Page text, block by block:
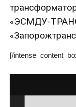
«ЭСМДУ-
[/